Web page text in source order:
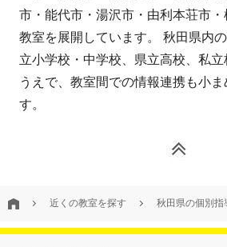
市・能代市・湯沢市・由利本荘市
教室を展開しています。 秋田県内
立小学校・中学校、県立高校、私
うえで、教室間での情報連携も小ま
す。
近くの教室を探す 秋田県の個別指